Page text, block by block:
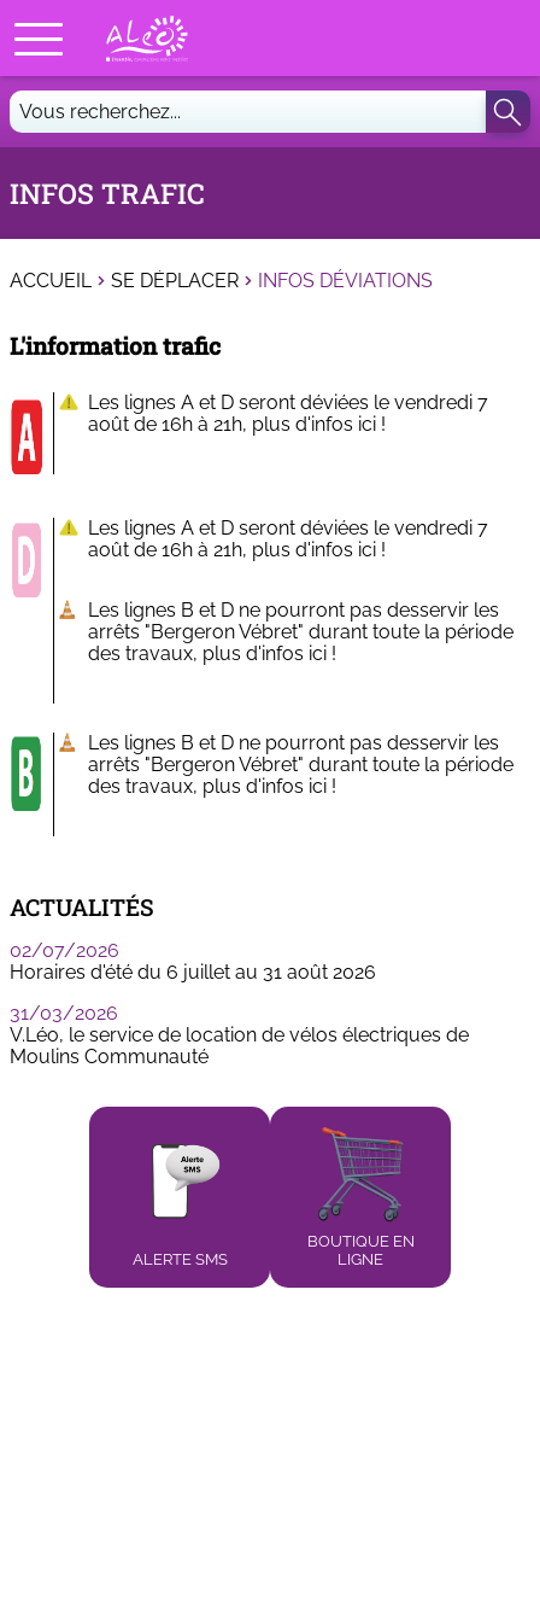
INFOS TRAFIC
ACCUEIL SE DÉPLACER INFOS DÉVIATIONS
L'information trafic
Les lignes A et D seront déviées le vendredi 7
août de 16h à 21h, plus d'infos ici !
Les lignes A et D seront déviées le vendredi 7
août de 16h à 21h, plus d'infos ici !
Les lignes B et D ne pourront pas desservir les
arrêts "Bergeron Vébret" durant toute la période
des travaux, plus d'infos ici !
Les lignes B et D ne pourront pas desservir les
arrêts "Bergeron Vébret" durant toute la période
des travaux, plus d'infos ici !
ACTUALITÉS
02/07/2026
Horaires d'été du 6 juillet au 31 août 2026
31/03/2026
V.Léo, le service de location de vélos électriques de
Moulins Communauté
ALERTE SMS
BOUTIQUE EN
LIGNE